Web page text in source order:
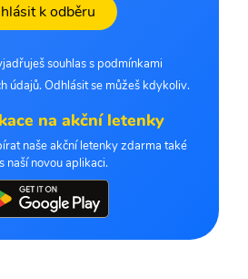
k odběru
souhlas s podmínkami
údajů. Odhlásit se můžeš kdykoliv.
na akční letenky
naše akční letenky zdarma také
naší novou aplikaci.